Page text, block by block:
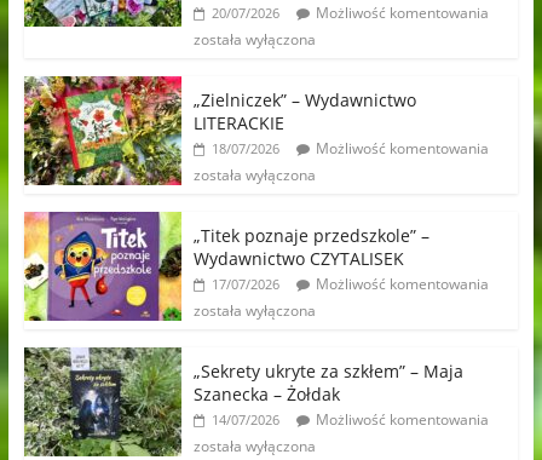
20/07/2026
Możliwość komentowania
została wyłączona
„Zielniczek” – Wydawnictwo
LITERACKIE
18/07/2026
Możliwość komentowania
została wyłączona
„Titek poznaje przedszkole” –
Wydawnictwo CZYTALISEK
17/07/2026
Możliwość komentowania
została wyłączona
„Sekrety ukryte za szkłem” – Maja
Szanecka – Żołdak
14/07/2026
Możliwość komentowania
została wyłączona